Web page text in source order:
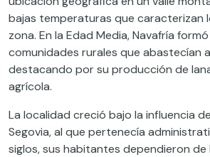
bajas temperaturas que caracterizan
zona. En la Edad Media, Navafría
comunidades rurales que abastecían
destacando por su producción de
agrícola.
La localidad creció bajo la influencia
Segovia, al que pertenecía
siglos, sus habitantes dependieron de